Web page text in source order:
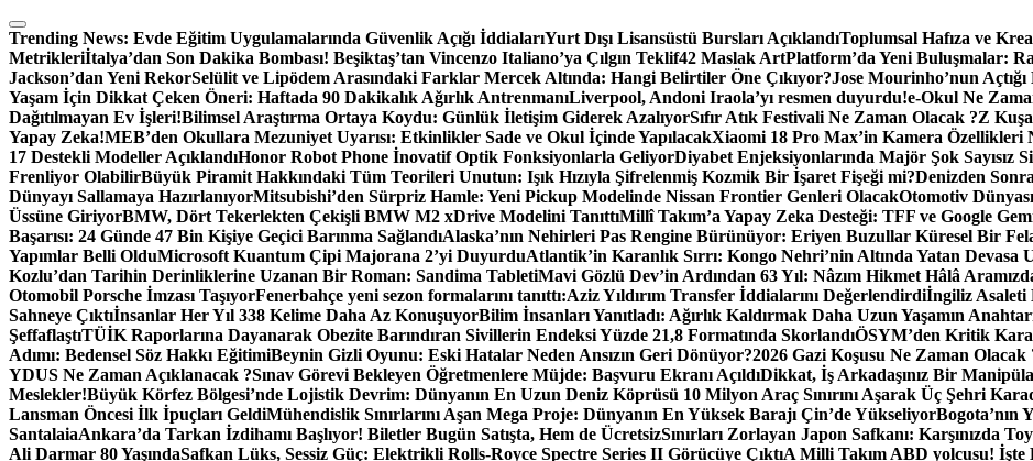
Skip
to
content
Trending News: Evde Eğitim Uygulamalarında Güvenlik Açığı İddialarıYurt Dışı Lisansüstü Bursları AçıklandıToplumsal Hafıza ve
Metrikleriİtalya’dan Son Dakika Bombası! Beşiktaş’tan Vincenzo Italiano’ya Çılgın Teklif42 Maslak ArtPlatform’da Yeni Buluşmalar:
Jackson’dan Yeni RekorSelülit ve Lipödem Arasındaki Farklar Mercek Altında: Hangi Belirtiler Öne Çıkıyor?Jose Mourinho’nun
Yaşam İçin Dikkat Çeken Öneri: Haftada 90 Dakikalık Ağırlık AntrenmanıLiverpool, Andoni Iraola’yı resmen duyurdu!e-Okul Ne
Dağıtılmayan Ev İşleri!Bilimsel Araştırma Ortaya Koydu: Günlük İletişim Giderek AzalıyorSıfır Atık Festivali Ne Zaman Olacak ?Z
Yapay Zeka!MEB’den Okullara Mezuniyet Uyarısı: Etkinlikler Sade ve Okul İçinde YapılacakXiaomi 18 Pro Max’in Kamera Özellikleri
17 Destekli Modeller AçıklandıHonor Robot Phone İnovatif Optik Fonksiyonlarla GeliyorDiyabet Enjeksiyonlarında Majör Şok
Frenliyor OlabilirBüyük Piramit Hakkındaki Tüm Teorileri Unutun: Işık Hızıyla Şifrelenmiş Kozmik Bir İşaret Fişeği mi?Denizden
Dünyayı Sallamaya HazırlanıyorMitsubishi’den Sürpriz Hamle: Yeni Pickup Modelinde Nissan Frontier Genleri OlacakOtomotiv
Üssüne GiriyorBMW, Dört Tekerlekten Çekişli BMW M2 xDrive Modelini TanıttıMillî Takım’a Yapay Zeka Desteği: TFF ve Google
Başarısı: 24 Günde 47 Bin Kişiye Geçici Barınma SağlandıAlaska’nın Nehirleri Pas Rengine Bürünüyor: Eriyen Buzullar Küresel Bir
Yapımlar Belli OlduMicrosoft Kuantum Çipi Majorana 2’yi DuyurduAtlantik’in Karanlık Sırrı: Kongo Nehri’nin Altında Yatan Devasa
Kozlu’dan Tarihin Derinliklerine Uzanan Bir Roman: Sandima TabletiMavi Gözlü Dev’in Ardından 63 Yıl: Nâzım Hikmet Hâlâ
Otomobil Porsche İmzası TaşıyorFenerbahçe yeni sezon formalarını tanıttı:Aziz Yıldırım Transfer İddialarını Değerlendirdiİngiliz Asaleti
Sahneye Çıktıİnsanlar Her Yıl 338 Kelime Daha Az KonuşuyorBilim İnsanları Yanıtladı: Ağırlık Kaldırmak Daha Uzun Yaşamın
ŞeffaflaştıTÜİK Raporlarına Dayanarak Obezite Barındıran Sivillerin Endeksi Yüzde 21,8 Formatında SkorlandıÖSYM’den Kritik
Adımı: Bedensel Söz Hakkı EğitimiBeynin Gizli Oyunu: Eski Hatalar Neden Ansızın Geri Dönüyor?2026 Gazi Koşusu Ne Zaman Olacak
YDUS Ne Zaman Açıklanacak ?Sınav Görevi Bekleyen Öğretmenlere Müjde: Başvuru Ekranı AçıldıDikkat, İş Arkadaşınız Bir
Meslekler!Büyük Körfez Bölgesi’nde Lojistik Devrim: Dünyanın En Uzun Deniz Köprüsü 10 Milyon Araç Sınırını Aşarak Üç Şehri
Lansman Öncesi İlk İpuçları GeldiMühendislik Sınırlarını Aşan Mega Proje: Dünyanın En Yüksek Barajı Çin’de YükseliyorBogota’nın
SantalaiaAnkara’da Tarkan İzdihamı Başlıyor! Biletler Bugün Satışta, Hem de ÜcretsizSınırları Zorlayan Japon Safkanı: Karşınızda
Ali Darmar 80 YaşındaSafkan Lüks, Sessiz Güç: Elektrikli Rolls-Royce Spectre Series II Görücüye ÇıktıA Milli Takım ABD yolcusu! İşte